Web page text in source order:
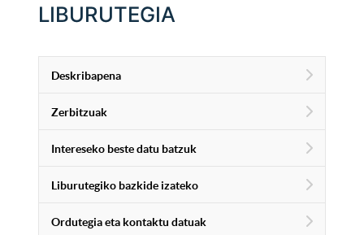
LIBURUTEGIA
Deskribapena
Zerbitzuak
Intereseko beste datu batzuk
Liburutegiko bazkide izateko
Ordutegia eta kontaktu datuak